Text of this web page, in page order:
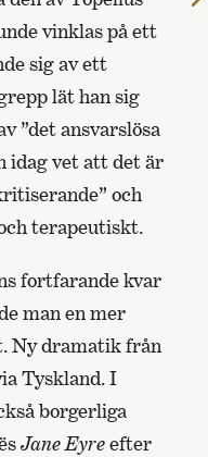
vinklas på ett
sig av ett
lät han sig
”det ansvarslösa
idag vet att det är
och
terapeutiskt.
fortfarande kvar
man en mer
Ny dramatik från
Tyskland. I
borgerliga
Jane Eyreefter